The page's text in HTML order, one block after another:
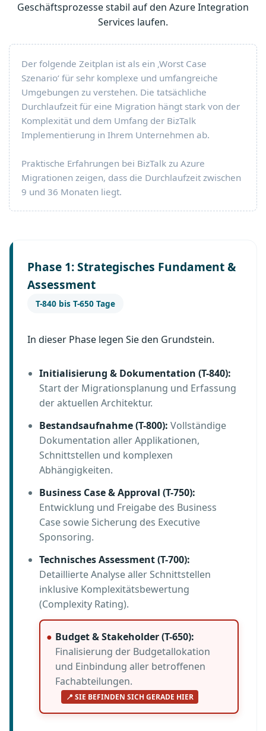
Geschäftsprozesse stabil auf den Azure Integration
Services laufen.
Der folgende Zeitplan ist als ein ‚Worst Case
Szenario‘ für sehr komplexe und umfangreiche
Umgebungen zu verstehen. Die tatsächliche
Durchlaufzeit für eine Migration hängt stark von der
Komplexität und dem Umfang der BizTalk
Implementierung in Ihrem Unternehmen ab.
Praktische Erfahrungen bei BizTalk zu Azure
Migrationen zeigen, dass die Durchlaufzeit zwischen
9 und 36 Monaten liegt.
Phase 1: Strategisches Fundament &
Assessment
T-840 bis T-650 Tage
In dieser Phase legen Sie den Grundstein.
Initialisierung & Dokumentation (T-840):
Start der Migrationsplanung und Erfassung
der aktuellen Architektur.
Bestandsaufnahme (T-800): Vollständige
Dokumentation aller Applikationen,
Schnittstellen und komplexen
Abhängigkeiten.
Business Case & Approval (T-750):
Entwicklung und Freigabe des Business
Case sowie Sicherung des Executive
Sponsoring.
Technisches Assessment (T-700):
Detaillierte Analyse aller Schnittstellen
inklusive Komplexitätsbewertung
(Complexity Rating).
Budget & Stakeholder (T-650):
Finalisierung der Budgetallokation
und Einbindung aller betroffenen
Fachabteilungen.
📍 SIE BEFINDEN SICH GERADE HIER